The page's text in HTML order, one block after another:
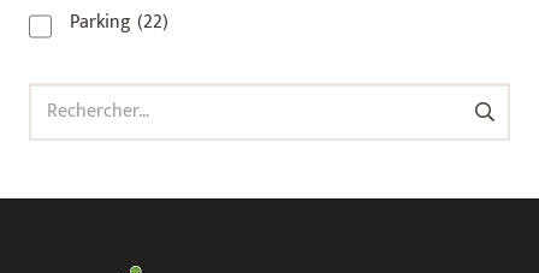
Parking(22)
Rechercher :